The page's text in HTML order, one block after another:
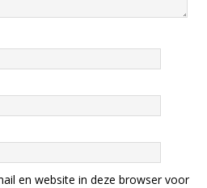
en website in deze browser voor